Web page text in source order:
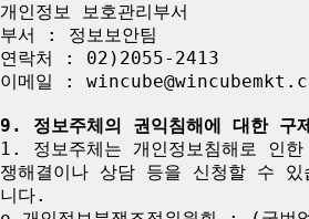
개인정보 보호관리부서
부서 : 정보보안팀
연락처 : 02)2055-2413
이메일 :
9. 정보주체의 권익침해에 대한 구
1. 정보주체는 개인정보침해로 인
쟁해결이나 상담 등을 신청할 수
니다.